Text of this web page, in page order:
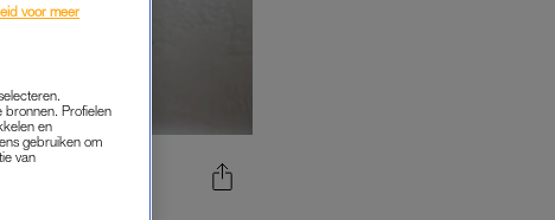
voor meer
bronnen. Profielen
en
gebruiken om
van